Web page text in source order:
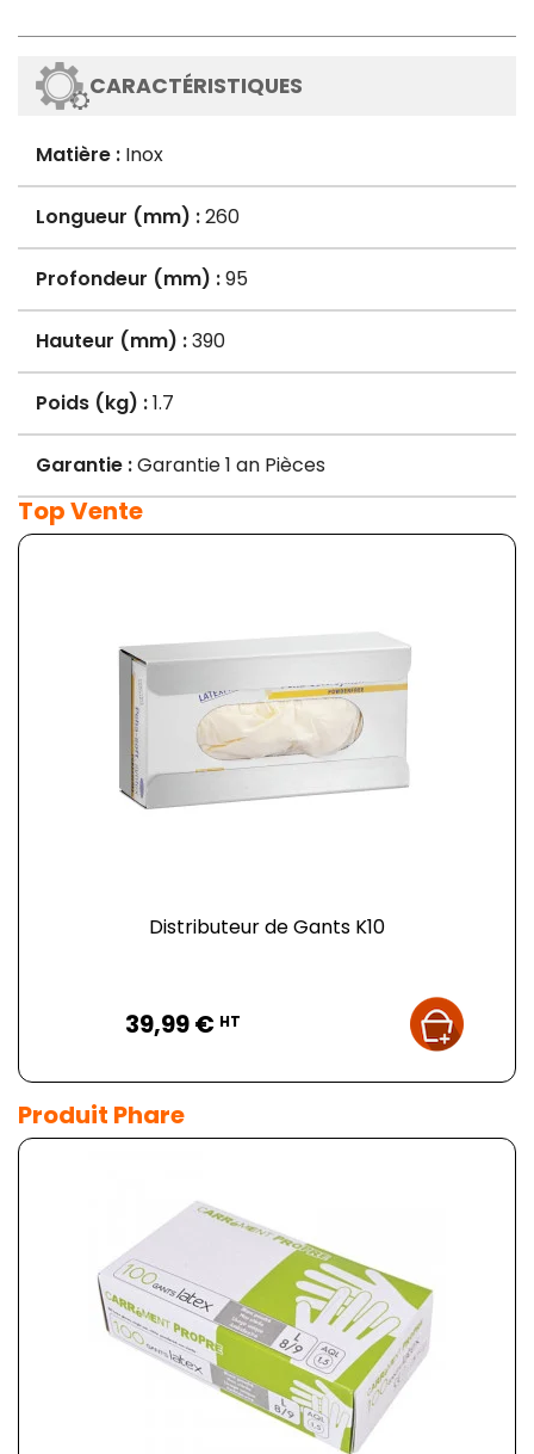
CARACTÉRISTIQUES
Matière : Inox
Longueur (mm) :260
Profondeur (mm) :95
Hauteur (mm) :390
Poids (kg) :1.7
Garantie :Garantie 1 an Pièces
Top Vente
Distributeur de Gants K10
39,99 € HT
Produit Phare